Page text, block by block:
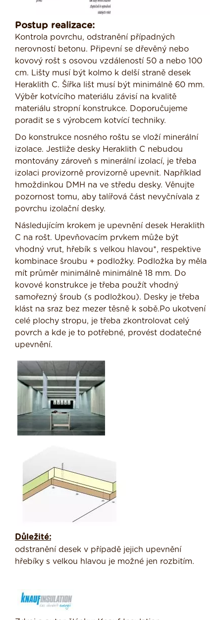
Postup realizace:
Kontrola povrchu, odstranění případných
nerovností betonu. Připevní se dřevěný nebo
kovový rošt s osovou vzdáleností 50 a nebo 100
cm. Lišty musí být kolmo k delší straně desek
Heraklith C. Šířka lišt musí být minimálně 60 mm.
Výběr kotvícího materiálu závisí na kvalitě
materiálu stropní konstrukce. Doporučujeme
poradit se s výrobcem kotvící techniky.
Do konstrukce nosného roštu se vloží minerální
izolace. Jestliže desky Heraklith C nebudou
montovány zároveň s minerální izolací, je třeba
izolaci provizorně provizorně upevnit. Například
hmoždinkou DMH na ve středu desky. Věnujte
pozornost tomu, aby talířová část nevyčnívala z
povrchu izolační desky.
Následujícím krokem je upevnění desek Heraklith
C na rošt. Upevňovacím prvkem může být
vhodný vrut, hřebík s velkou hlavou*, respektive
kombinace šroubu + podložky. Podložka by měla
mít průměr minimálně minimálně 18 mm. Do
kovové konstrukce je třeba použít vhodný
samořezný šroub (s podložkou). Desky je třeba
klást na sraz bez mezer těsně k sobě.Po ukotvení
celé plochy stropu, je třeba zkontrolovat celý
povrch a kde je to potřebné, provést dodatečné
upevnění.
Důležité:
odstranění desek v případě jejich upevnění
hřebíky s velkou hlavou je možné jen rozbitím.